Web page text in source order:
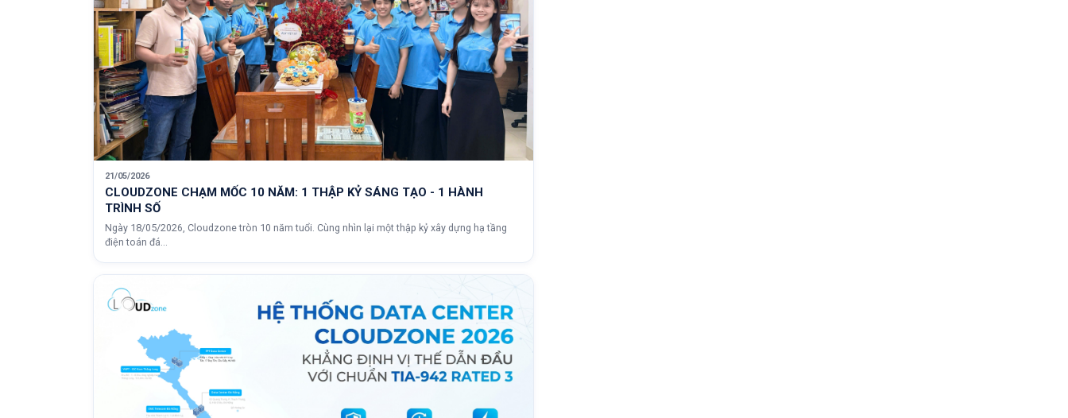
21/05/2026
CLOUDZONE CHẠM MỐC 10 NĂM: 1 THẬP KỶ SÁNG TẠO - 1 HÀNH
TRÌNH SỐ
Ngày 18/05/2026, Cloudzone tròn 10 năm tuổi. Cùng nhìn lại một thập kỷ xây dựng hạ tầng
điện toán đá...